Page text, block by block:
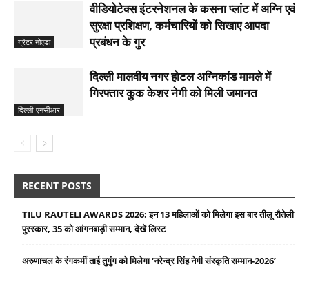
ग्रेटर नोएडा
वीडियोटेक्स इंटरनेशनल के कसना प्लांट में अग्नि एवं
सुरक्षा प्रशिक्षण, कर्मचारियों को सिखाए आपदा
प्रबंधन के गुर
दिल्ली-एनसीआर
दिल्ली मालवीय नगर होटल अग्निकांड मामले में
गिरफ्तार कुक केशर नेगी को मिली जमानत
RECENT POSTS
TILU RAUTELI AWARDS 2026: इन 13 महिलाओं को मिलेगा इस बार तीलू रौतेली
पुरस्कार, 35 को आंगनबाड़ी सम्मान, देखें लिस्ट
अरुणाचल के रंगकर्मी ताई तुगुंग को मिलेगा ‘नरेन्द्र सिंह नेगी संस्कृति सम्मान-2026’